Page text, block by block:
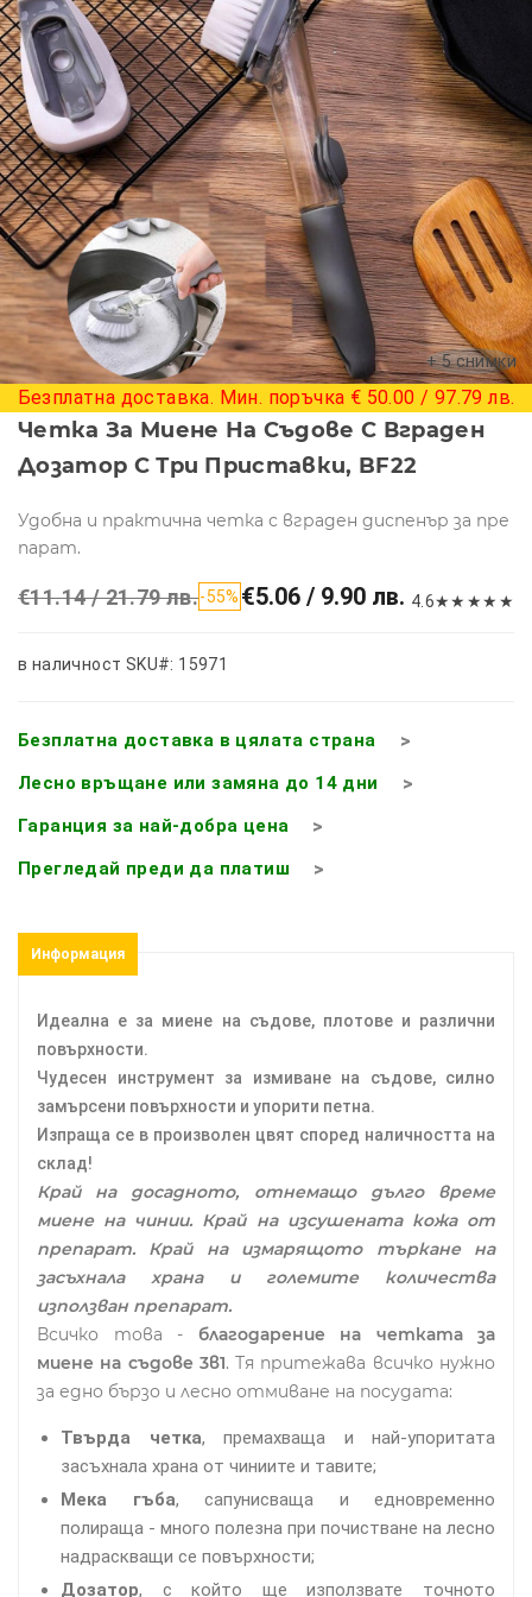
+ 5 снимки
Безплатна доставка. Мин. поръчка € 50.00 / 97.79 лв.
Четка За Миене На Съдове С Вграден
Дозатор С Три Приставки, BF22
Удобна и практична четка с вграден диспенър за пре
парат.
€11.14 / 21.79 лв.-55% €5.06 / 9.90 лв. 4.6★★ ★★ ★
в наличност SKU#: 15971
Безплатна доставка в цялата страна
Лесно връщане или замяна до 14 дни
Гаранция за най-добра цена
Прегледай преди да платиш
Информация
Идеална е за миене на съдове, плотове и различни
повърхности.
Чудесен инструмент за измиване на съдове, силно
замърсени повърхности и упорити петна.
Изпраща се в произволен цвят според наличността на
склад!
Край на досадното, отнемащо дълго време
миене на чинии. Край на изсушената кожа от
препарат. Край на измарящото търкане на
засъхнала храна и големите количества
използван препарат.
Всичко това - благодарение на четката за
миене на съдове 3в1. Тя притежава всичко нужно
за едно бързо и лесно отмиване на посудата:
Твърда четка, премахваща и най-упоритата
засъхнала храна от чиниите и тавите;
Мека гъба, сапунисваща и едновременно
полираща - много полезна при почистване на лесно
надраскващи се повърхности;
Дозатор, с който ще използвате точното